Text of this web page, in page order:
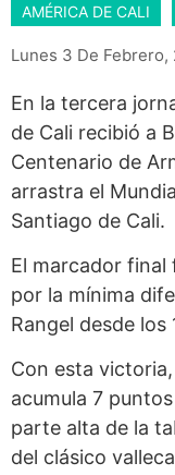
AMÉRICA DE CALI
Lunes 3 De Febrero,
En la tercera
de Cali recibió a
Centenario de
arrastra el
Santiago de Cali.
El marcador final
por la mínima
Rangel desde los
Con esta
acumula 7
parte alta de la
del clásico